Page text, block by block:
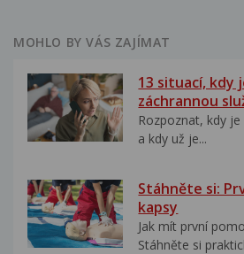
MOHLO BY VÁS ZAJÍMAT
13 situací, kdy
záchrannou
Rozpoznat, kdy
a kdy už je...
Stáhněte si:
kapsy
Jak mít první
Stáhněte si